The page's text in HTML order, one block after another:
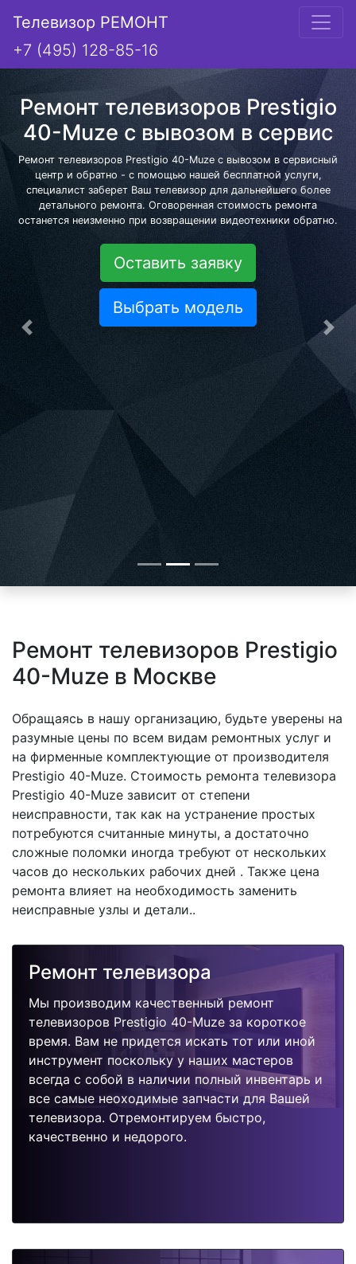
Телевизор РЕМОНТ
+7 (495) 128-85-16
Ремонт телевизоров Prestigio
40-Muze с вывозом в сервис
Ремонт телевизоров Prestigio 40-Muze с вывозом в сервисный
центр и обратно - с помощью нашей бесплатной услуги,
специалист заберет Ваш телевизор для дальнейшего более
детального ремонта. Оговоренная стоимость ремонта
останется неизменно при возвращении видеотехники обратно.
Оставить заявку
Выбрать модель
Предыдущая
Ремонт телевизоров Prestigio
40-Muze в Москве
Обращаясь в нашу организацию, будьте уверены на
разумные цены по всем видам ремонтных услуг и
на фирменные комплектующие от производителя
Prestigio 40-Muze. Стоимость ремонта телевизора
Prestigio 40-Muze зависит от степени
неисправности, так как на устранение простых
потребуются считанные минуты, а достаточно
сложные поломки иногда требуют от нескольких
часов до нескольких рабочих дней . Также цена
ремонта влияет на необходимость заменить
неисправные узлы и детали..
Ремонт телевизора
Мы производим качественный ремонт
телевизоров Prestigio 40-Muze за короткое
время. Вам не придется искать тот или иной
инструмент поскольку у наших мастеров
всегда с собой в наличии полный инвентарь и
все самые неоходимые запчасти для Вашей
телевизора. Отремонтируем быстро,
качественно и недорого.